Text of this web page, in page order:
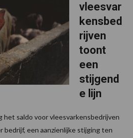
vleesvar
kensbed
rijven
toont
een
stijgend
e lijn
het saldo voor vleesvarkensbedrijven
bedrijf, een aanzienlijke stijging ten